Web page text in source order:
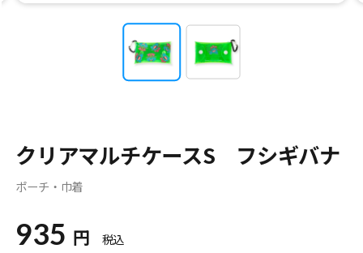
クリアマルチケースS フシギバナ
ポーチ・巾着
935 円 税込